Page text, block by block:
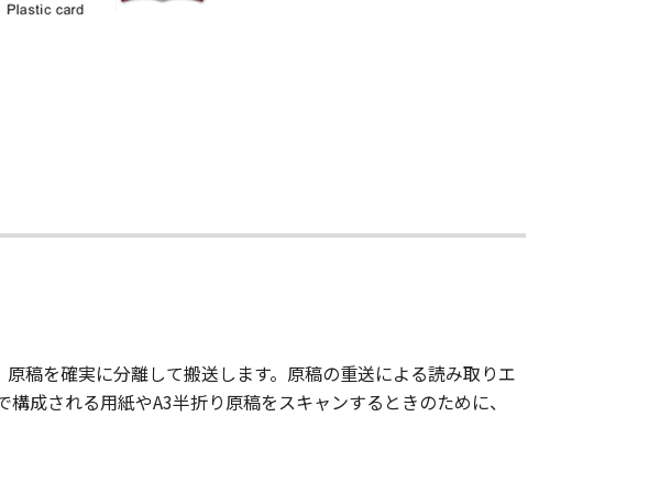
稿を確実に分離して搬送します。原稿の重送による読み取りエ
成される用紙やA3半折り原稿をスキャンするときのために、